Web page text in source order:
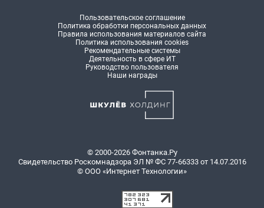
Пользовательское соглашение
Политика обработки персональных данных
Правила использования материалов сайта
Политика использования cookies
Рекомендательные системы
Деятельность в сфере ИТ
Руководство пользователя
Наши награды
© 2000-2026 Фонтанка.Ру
Свидетельство Роскомнадзора ЭЛ № ФС 77-66333 от 14.07.2016
© ООО «Интернет Технологии»